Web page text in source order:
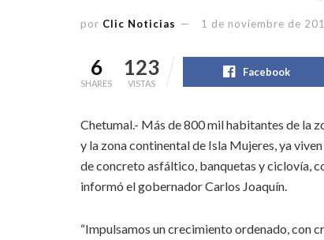
por Clic Noticias 1 de noviembre de
6
SHARES
123
VISTAS
Facebook
Chetumal.- Más de 800 mil habitantes de la
y la zona continental de Isla Mujeres, ya
de concreto asfáltico, banquetas y ciclovía,
informó el gobernador Carlos Joaquín.
“Impulsamos un crecimiento ordenado, con